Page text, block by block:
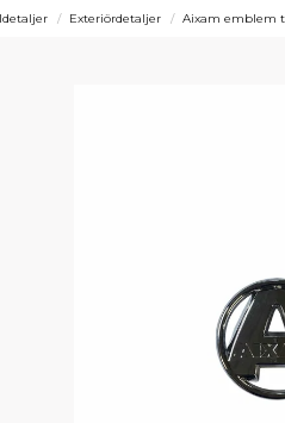
Exteriördetaljer Aixam emblem